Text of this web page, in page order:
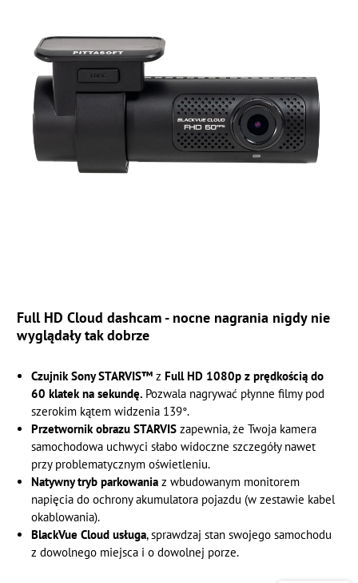
Full HD Cloud dashcam - nocne nagrania nigdy nie
wyglądały tak dobrze
Czujnik Sony STARVIS™z Full HD 1080p z prędkością do
60 klatek na sekundę. Pozwala nagrywać płynne filmy pod
szerokim kątem widzenia 139°.
Przetwornik obrazu STARVISzapewnia, że ​​Twoja kamera
samochodowa uchwyci słabo widoczne szczegóły nawet
przy problematycznym oświetleniu.
Natywny tryb parkowaniaz wbudowanym monitorem
napięcia do ochrony akumulatora pojazdu (w zestawie kabel
okablowania).
BlackVue Cloud usługa, sprawdzaj stan swojego samochodu
z dowolnego miejsca i o dowolnej porze.